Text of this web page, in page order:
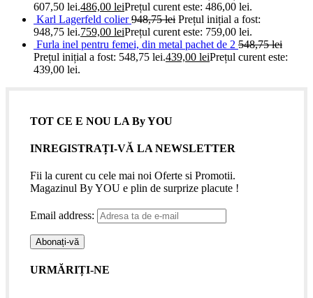
607,50 lei.486,00 leiPrețul curent este: 486,00 lei.
Karl Lagerfeld colier948,75lei Prețul inițial a fost:
948,75 lei.759,00 leiPrețul curent este: 759,00 lei.
Furla inel pentru femei, din metal pachet de 2 548,75lei
Prețul inițial a fost: 548,75 lei.439,00 leiPrețul curent este:
439,00 lei.
TOT CE E NOU LA By YOU
INREGISTRAȚI-VĂ LA NEWSLETTER
Fii la curent cu cele mai noi Oferte si Promotii.
Magazinul By YOU e plin de surprize placute !
Email address:
URMĂRIȚI-NE